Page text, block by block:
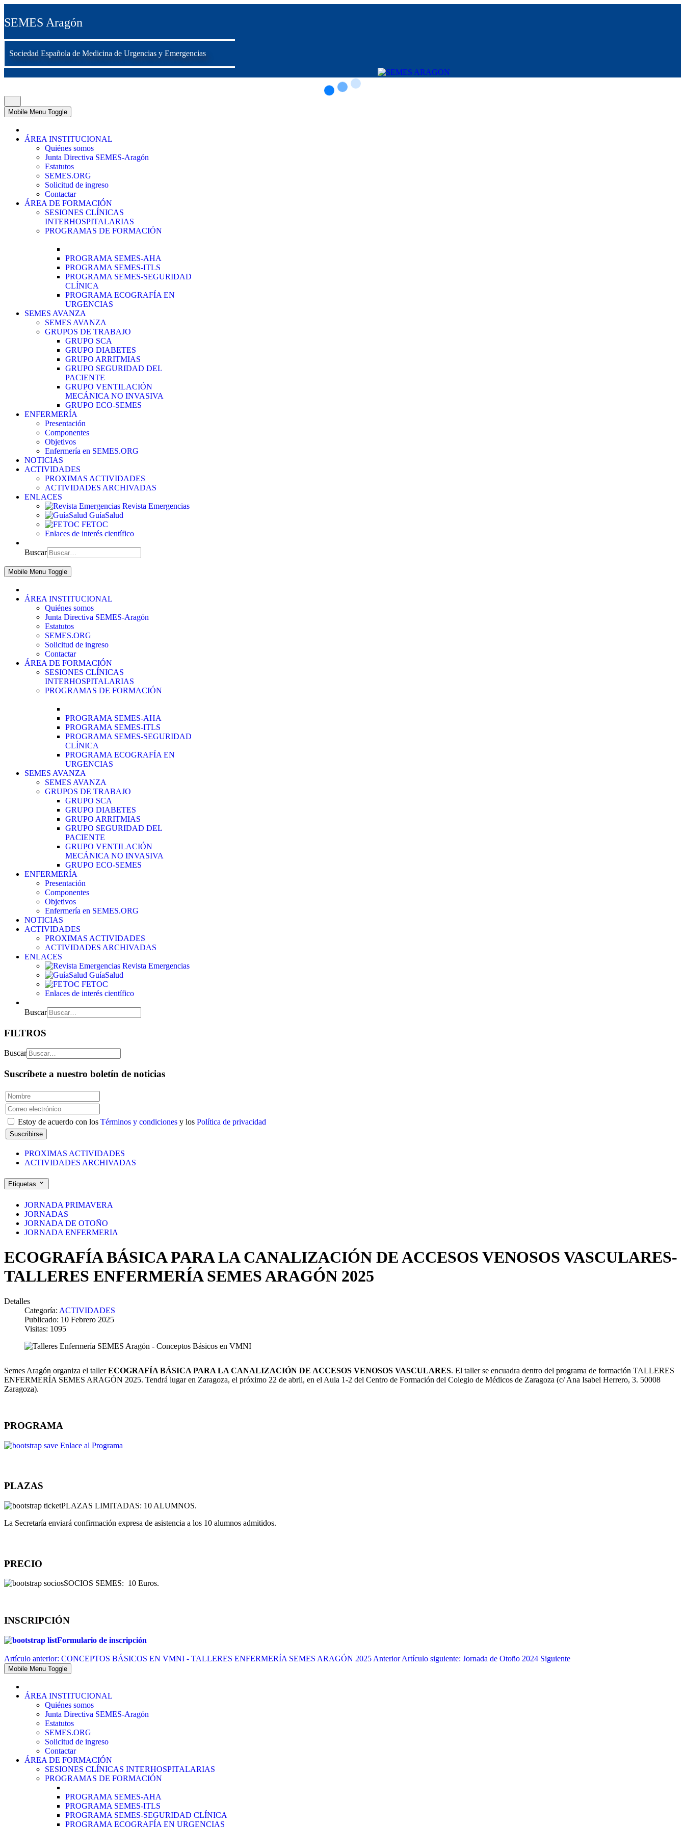
SEMES Aragón
Sociedad Española de Medicina de Urgencias y Emergencias
Mobile Menu Toggle
ÁREA INSTITUCIONAL
Quiénes somos
Junta Directiva SEMES-Aragón
Estatutos
SEMES.ORG
Solicitud de ingreso
Contactar
ÁREA DE FORMACIÓN
SESIONES CLÍNICAS
INTERHOSPITALARIAS
PROGRAMAS DE FORMACIÓN
PROGRAMA SEMES-AHA
PROGRAMA SEMES-ITLS
PROGRAMA SEMES-SEGURIDAD
CLÍNICA
PROGRAMA ECOGRAFÍA EN
URGENCIAS
SEMES AVANZA
SEMES AVANZA
GRUPOS DE TRABAJO
GRUPO SCA
GRUPO DIABETES
GRUPO ARRITMIAS
GRUPO SEGURIDAD DEL
PACIENTE
GRUPO VENTILACIÓN
MECÁNICA NO INVASIVA
GRUPO ECO-SEMES
ENFERMERÍA
Presentación
Componentes
Objetivos
Enfermería en SEMES.ORG
NOTICIAS
ACTIVIDADES
PROXIMAS ACTIVIDADES
ACTIVIDADES ARCHIVADAS
ENLACES
Revista Emergencias
GuíaSalud
FETOC
Enlaces de interés científico
Buscar
Mobile Menu Toggle
ÁREA INSTITUCIONAL
Quiénes somos
Junta Directiva SEMES-Aragón
Estatutos
SEMES.ORG
Solicitud de ingreso
Contactar
ÁREA DE FORMACIÓN
SESIONES CLÍNICAS
INTERHOSPITALARIAS
PROGRAMAS DE FORMACIÓN
PROGRAMA SEMES-AHA
PROGRAMA SEMES-ITLS
PROGRAMA SEMES-SEGURIDAD
CLÍNICA
PROGRAMA ECOGRAFÍA EN
URGENCIAS
SEMES AVANZA
SEMES AVANZA
GRUPOS DE TRABAJO
GRUPO SCA
GRUPO DIABETES
GRUPO ARRITMIAS
GRUPO SEGURIDAD DEL
PACIENTE
GRUPO VENTILACIÓN
MECÁNICA NO INVASIVA
GRUPO ECO-SEMES
ENFERMERÍA
Presentación
Componentes
Objetivos
Enfermería en SEMES.ORG
NOTICIAS
ACTIVIDADES
PROXIMAS ACTIVIDADES
ACTIVIDADES ARCHIVADAS
ENLACES
Revista Emergencias
GuíaSalud
FETOC
Enlaces de interés científico
Buscar
FILTROS
Buscar
Suscríbete a nuestro boletín de noticias
Estoy de acuerdo con los Términos y condiciones y los Política de privacidad
PROXIMAS ACTIVIDADES
ACTIVIDADES ARCHIVADAS
Etiquetas
JORNADA PRIMAVERA
JORNADAS
JORNADA DE OTOÑO
JORNADA ENFERMERIA
ECOGRAFÍA BÁSICA PARA LA CANALIZACIÓN DE ACCESOS VENOSOS VASCULARES-
TALLERES ENFERMERÍA SEMES ARAGÓN 2025
Detalles
Categoría: ACTIVIDADES
Publicado: 10 Febrero 2025
Visitas: 1095
Semes Aragón organiza el tallerECOGRAFÍA BÁSICA PARA LA CANALIZACIÓN DE ACCESOS VENOSOS VASCULARES. El taller se encuadra dentro del programa de formación TALLERES
ENFERMERÍA SEMES ARAGÓN 2025. Tendrá lugar en Zaragoza, el próximo 22 de abril, en el Aula 1-2 del Centro de Formación del Colegio de Médicos de Zaragoza (c/ Ana Isabel Herrero, 3. 50008
Zaragoza).
PROGRAMA
Enlace al Programa
PLAZAS
PLAZAS LIMITADAS: 10 ALUMNOS.
La Secretaría enviará confirmación expresa de asistencia a los 10 alumnos admitidos.
PRECIO
SOCIOS SEMES: 10 Euros.
INSCRIPCIÓN
Formulario de inscripción
Artículo anterior: CONCEPTOS BÁSICOS EN VMNI - TALLERES ENFERMERÍA SEMES ARAGÓN 2025 Anterior Artículo siguiente: Jornada de Otoño 2024 Siguiente
Mobile Menu Toggle
ÁREA INSTITUCIONAL
Quiénes somos
Junta Directiva SEMES-Aragón
Estatutos
SEMES.ORG
Solicitud de ingreso
Contactar
ÁREA DE FORMACIÓN
SESIONES CLÍNICAS INTERHOSPITALARIAS
PROGRAMAS DE FORMACIÓN
PROGRAMA SEMES-AHA
PROGRAMA SEMES-ITLS
PROGRAMA SEMES-SEGURIDAD CLÍNICA
PROGRAMA ECOGRAFÍA EN URGENCIAS